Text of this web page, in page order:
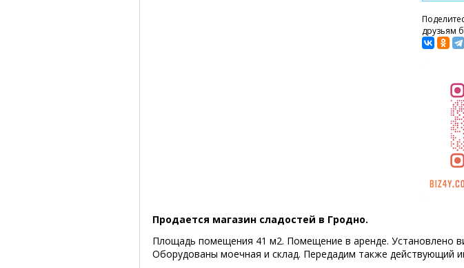
друзьям
Продается магазин сладостей в Гродно.
Площадь помещения 41 м2. Помещение в аренде. Установлено
Оборудованы моечная и склад. Передадим также действующий